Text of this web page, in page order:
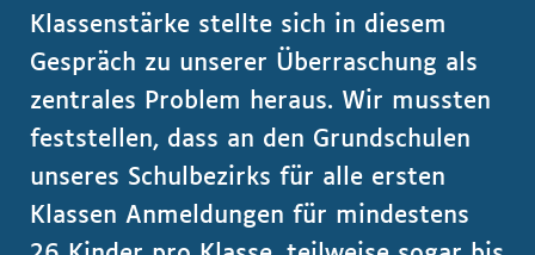
Klassenstärke stellte sich in diesem
Gespräch zu unserer Überraschung als
zentrales Problem heraus. Wir mussten
feststellen, dass an den Grundschulen
unseres Schulbezirks für alle ersten
Klassen Anmeldungen für mindestens